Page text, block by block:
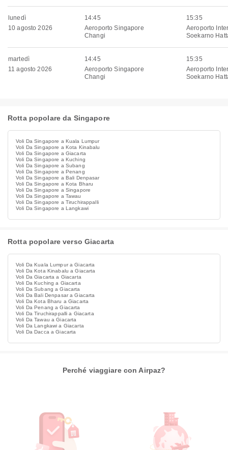
lunedì
10 agosto 2026
14:45
Aeroporto Singapore
Changi
15:35
Aeroporto
Soekarno
martedì
11 agosto 2026
14:45
Aeroporto Singapore
Changi
15:35
Aeroporto
Soekarno
Rotta popolare da Singapore
Voli Da Singapore a Kuala Lumpur
Voli Da Singapore a Kota Kinabalu
Voli Da Singapore a Giacarta
Voli Da Singapore a Kuching
Voli Da Singapore a Subang
Voli Da Singapore a Penang
Voli Da Singapore a Bali Denpasar
Voli Da Singapore a Kota Bharu
Voli Da Singapore a Singapore
Voli Da Singapore a Tawau
Voli Da Singapore a Tiruchirappalli
Voli Da Singapore a Langkawi
Rotta popolare verso Giacarta
Voli Da Kuala Lumpur a Giacarta
Voli Da Kota Kinabalu a Giacarta
Voli Da Giacarta a Giacarta
Voli Da Kuching a Giacarta
Voli Da Subang a Giacarta
Voli Da Bali Denpasar a Giacarta
Voli Da Kota Bharu a Giacarta
Voli Da Penang a Giacarta
Voli Da Tiruchirappalli a Giacarta
Voli Da Tawau a Giacarta
Voli Da Langkawi a Giacarta
Voli Da Dacca a Giacarta
Perché viaggiare con Airpaz?